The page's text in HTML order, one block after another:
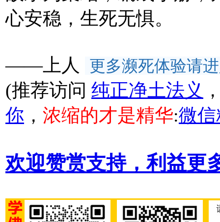
心安稳，生死无惧。
——上人 更多濒死体验请
(推荐访问 纯正净土法义
你 ， 浓缩的才是精华:微
欢迎赞赏支持，利益更